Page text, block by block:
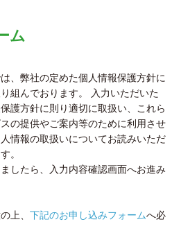
ム
、弊社の定めた個人情報保護方針に
組んでおります。 入力いただいた
護方針に則り適切に取扱い、これら
の提供やご案内等のために利用させ
情報の取扱いについてお読みいただ
。
したら、入力内容確認画面へお進み
上、 下記のお申し込みフォームへ必